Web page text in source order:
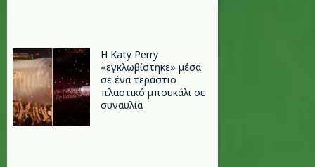
H Katy Perry
«εγκλωβίστηκε» μέσα
σε ένα τεράστιο
πλαστικό μπουκάλι σε
συναυλία